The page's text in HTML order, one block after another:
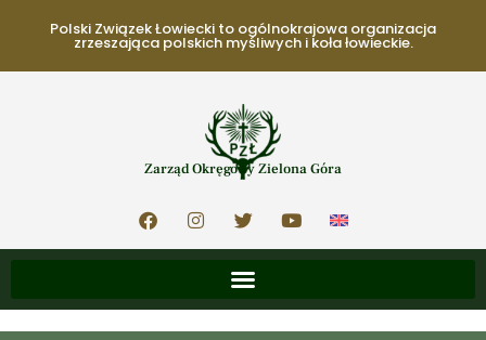
Polski Związek Łowiecki to ogólnokrajowa organizacja
zrzeszająca polskich myśliwych i koła łowieckie.
Zarząd Okręgowy Zielona Góra